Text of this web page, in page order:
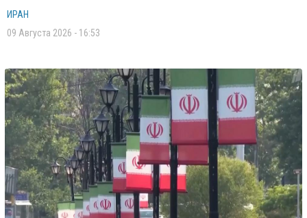
ИРАН
09 Августа 2026 - 16:53